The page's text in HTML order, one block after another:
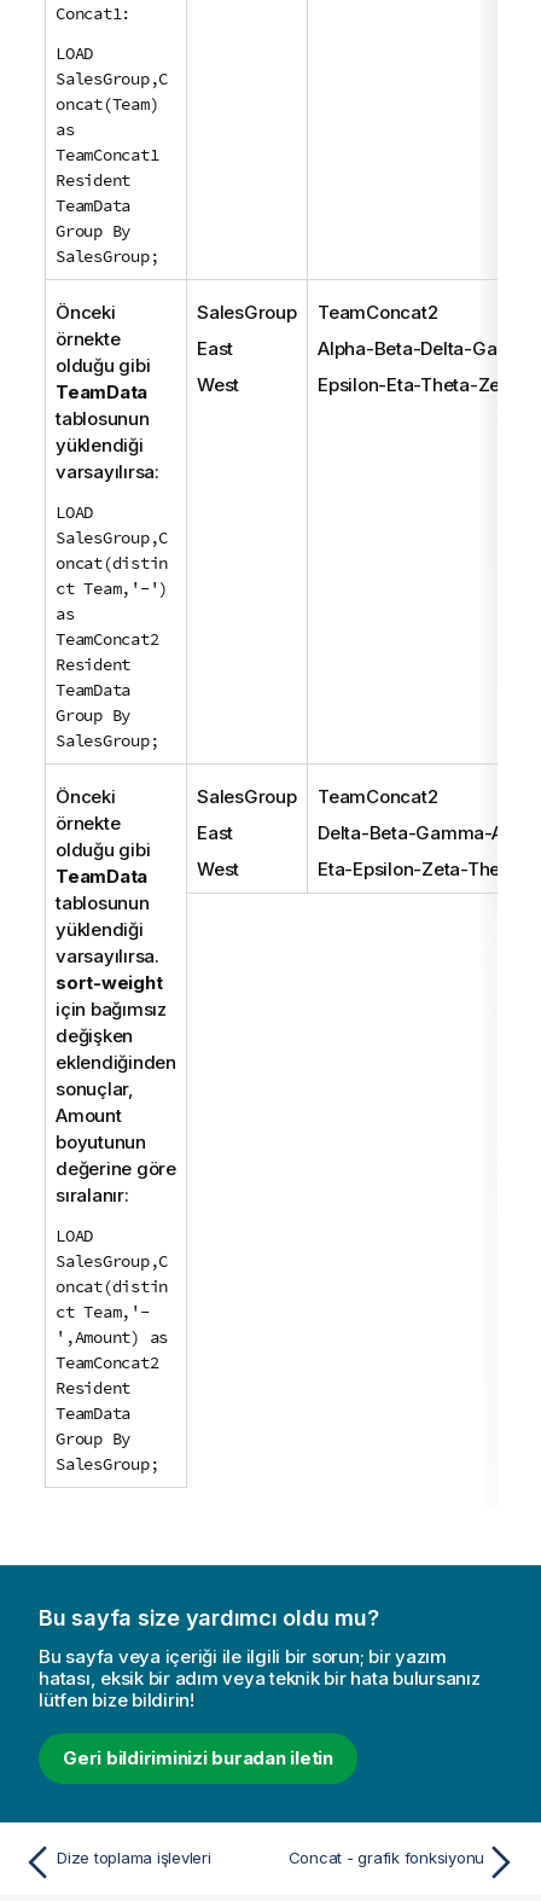
Concat1:
LOAD
SalesGroup,C
oncat(Team)
as
TeamConcat1
Resident
TeamData
Group By
SalesGroup;
Önceki
örnekte
olduğu gibi
TeamData
tablosunun
yüklendiği
varsayılırsa:
LOAD
SalesGroup,C
oncat(distin
ct Team,'-')
as
TeamConcat2
Resident
TeamData
Group By
SalesGroup;
SalesGroup
East
West
TeamConcat2
Alpha-Beta-Delta-Gamma
Epsilon-Eta-Theta-Zeta
Önceki
örnekte
olduğu gibi
TeamData
tablosunun
yüklendiği
varsayılırsa.
sort-weight
için bağımsız
değişken
eklendiğinden
sonuçlar,
Amount
boyutunun
değerine göre
sıralanır:
LOAD
SalesGroup,C
oncat(distin
ct Team,'-
',Amount) as
TeamConcat2
Resident
TeamData
Group By
SalesGroup;
SalesGroup
East
West
TeamConcat2
Delta-Beta-Gamma-Alpha
Eta-Epsilon-Zeta-Theta
Bu sayfa size yardımcı oldu mu?
Bu sayfa veya içeriği ile ilgili bir sorun; bir yazım
hatası, eksik bir adım veya teknik bir hata bulursanız
lütfen bize bildirin!
Geri bildiriminizi buradan iletin
Dize toplama işlevleri Concat - grafik fonksiyonu